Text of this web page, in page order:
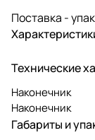
Поставка -
Технические
Наконечник
Наконечник
Габариты и